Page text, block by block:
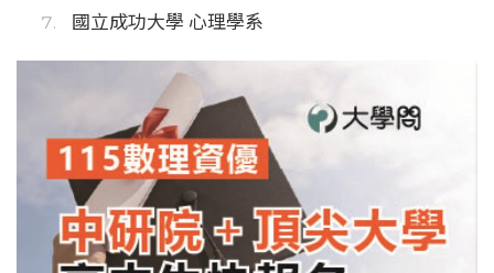
國立成功大學 心理學系